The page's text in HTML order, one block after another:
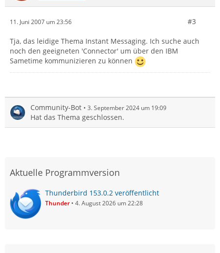
11. Juni 2007 um 23:56 #3
Tja, das leidige Thema Instant Messaging. Ich suche auch
noch den geeigneten 'Connector' um über den IBM
Sametime kommunizieren zu können
Community-Bot 3. September 2024 um 19:09
Hat das Thema geschlossen.
Aktuelle Programmversion
Thunderbird 153.0.2 veröffentlicht
Thunder 4. August 2026 um 22:28